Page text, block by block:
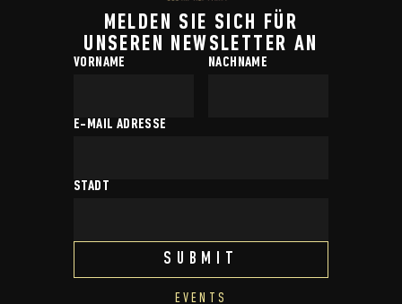
MELDEN SIE SICH FÜR
UNSEREN NEWSLETTER AN
VORNAME NACHNAME
E-MAIL ADRESSE
STADT
EVENTS